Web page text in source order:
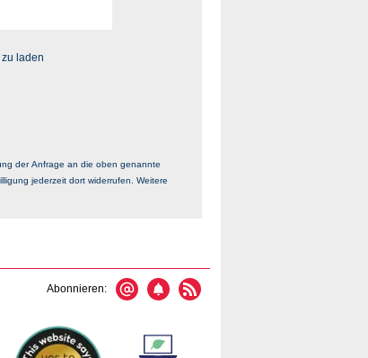
laden
der Anfrage an die oben genannte
jederzeit dort widerrufen. Weitere
Abonnieren: